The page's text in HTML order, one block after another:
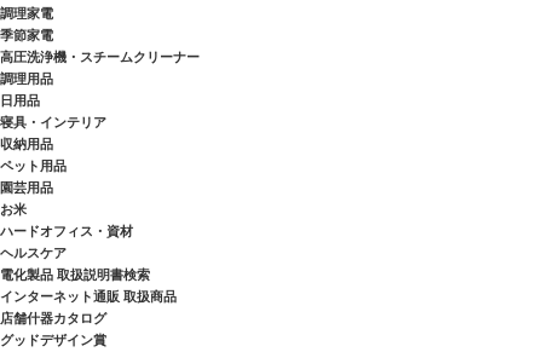
調理家電
季節家電
高圧洗浄機・スチームクリーナー
調理用品
日用品
寝具・インテリア
収納用品
ペット用品
園芸用品
お米
ハードオフィス・資材
ヘルスケア
電化製品 取扱説明書検索
インターネット通販 取扱商品
店舗什器カタログ
グッドデザイン賞